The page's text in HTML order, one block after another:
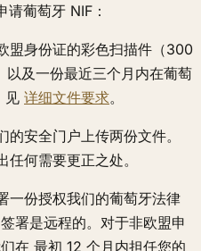
葡萄牙 NIF：
盟身份证的彩色扫描件（300
及一份最近三个月内在葡萄
见 详细文件要求。
的安全门户上传两份文件。
何需要更正之处。
一份授权我们的葡萄牙法律
署是远程的。对于非欧盟申
在 最初 12 个月内担任您的